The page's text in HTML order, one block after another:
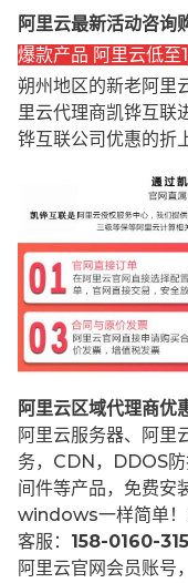
阿里云最新活动咨询
爆款产品 阿里云低至
朔州地区的新老阿里
里云代理商凯铧互联
铧互联公司优惠的折
阿里云区域代理商优
阿里云服务器、阿里
务，CDN，DDOS
间件等产品，免费安
windows一样简单！
客服： 158-0160-
阿里云官网会员账号